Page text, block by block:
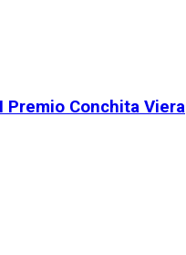
Premio Conchita Viera